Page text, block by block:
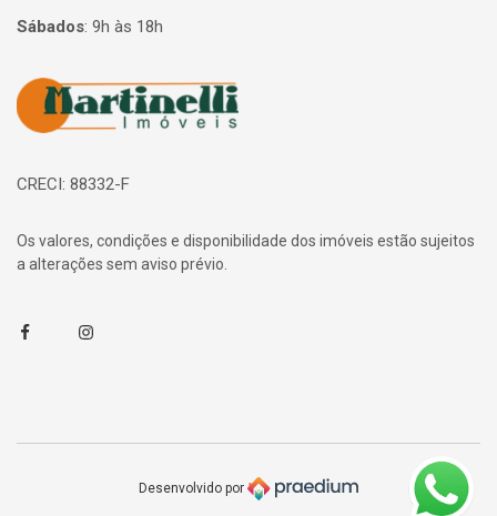
Sábados: 9h às 18h
Página inicial
CRECI: 88332-F
Os valores, condições e disponibilidade dos imóveis estão sujeitos
a alterações sem aviso prévio.
FacebookInstagram
Desenvolvido por